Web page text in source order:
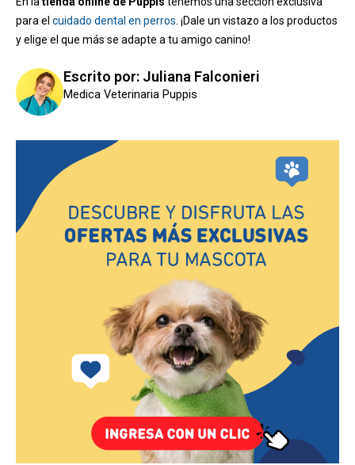
para el cuidado dental en perros . ¡Dale un vistazo a los productos
y elige el que más se adapte a tu amigo canino!
Escrito por: Juliana Falconieri
Medica Veterinaria Puppis